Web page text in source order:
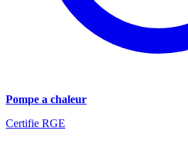
Pompe a chaleur
Certifie RGE